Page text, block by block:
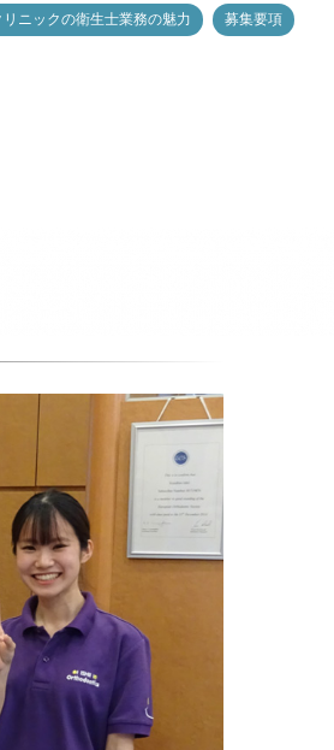
ニックの衛生士業務の魅力 募集要項